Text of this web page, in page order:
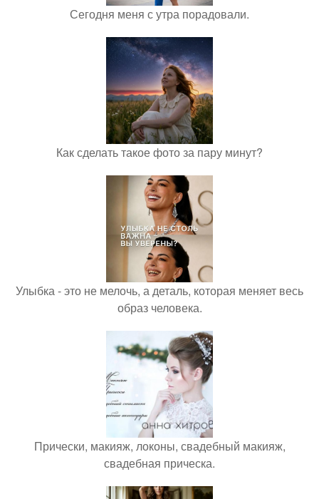
Сегодня меня с утра порадовали.
Как сделать такое фото за пару минут?
Улыбка - это не мелочь, а деталь, которая меняет весь
образ человека.
Прически, макияж, локоны, свадебный макияж,
свадебная прическа.